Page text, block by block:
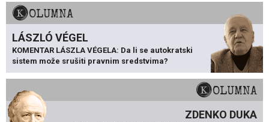
KOLUMNA
LÁSZLÓ VÉGEL
KOMENTAR LÁSZLA VÉGELA: Da li se autokratski
sistem može srušiti pravnim sredstvima?
KOLUMNA
ZDENKO DUKA